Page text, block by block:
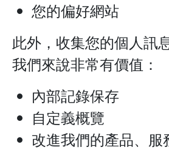
您的偏好網站
此外，收集您的個人訊
我們來說非常有價值：
內部記錄保存
自定義概覽
改進我們的產品、服